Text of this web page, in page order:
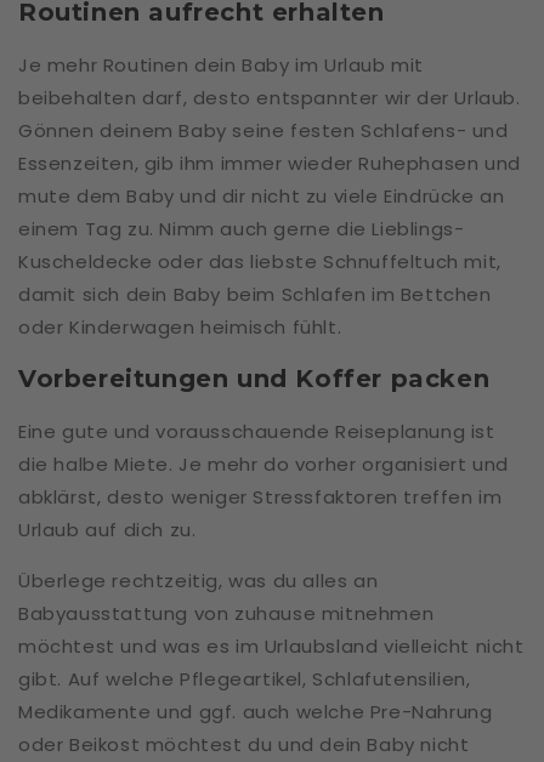
Routinen aufrecht erhalten
Je mehr Routinen dein Baby im Urlaub mit
beibehalten darf, desto entspannter wir der Urlaub.
Gönnen deinem Baby seine festen Schlafens- und
Essenzeiten, gib ihm immer wieder Ruhephasen und
mute dem Baby und dir nicht zu viele Eindrücke an
einem Tag zu. Nimm auch gerne die Lieblings-
Kuscheldecke oder das liebste Schnuffeltuch mit,
damit sich dein Baby beim Schlafen im Bettchen
oder Kinderwagen heimisch fühlt.
Vorbereitungen und Koffer packen
Eine gute und vorausschauende Reiseplanung ist
die halbe Miete. Je mehr do vorher organisiert und
abklärst, desto weniger Stressfaktoren treffen im
Urlaub auf dich zu.
Überlege rechtzeitig, was du alles an
Babyausstattung von zuhause mitnehmen
möchtest und was es im Urlaubsland vielleicht nicht
gibt. Auf welche Pflegeartikel, Schlafutensilien,
Medikamente und ggf. auch welche Pre-Nahrung
oder Beikost möchtest du und dein Baby nicht